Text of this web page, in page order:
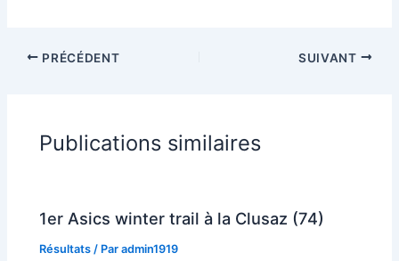
PRÉCÉDENT SUIVANT
Publications similaires
1er Asics winter trail à la Clusaz (74)
Résultats / Paradmin1919